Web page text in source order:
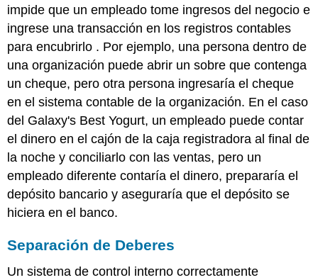
impide que un empleado tome ingresos del negocio e
ingrese una transacción en los registros contables
para encubrirlo . Por ejemplo, una persona dentro de
una organización puede abrir un sobre que contenga
un cheque, pero otra persona ingresaría el cheque
en el sistema contable de la organización. En el caso
del Galaxy's Best Yogurt, un empleado puede contar
el dinero en el cajón de la caja registradora al final de
la noche y conciliarlo con las ventas, pero un
empleado diferente contaría el dinero, prepararía el
depósito bancario y aseguraría que el depósito se
hiciera en el banco.
Separación de Deberes
Un sistema de control interno correctamente